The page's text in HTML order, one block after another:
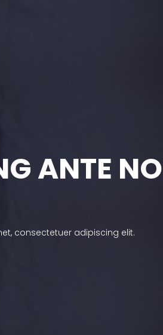
ANTE
consectetuer adipiscing elit.